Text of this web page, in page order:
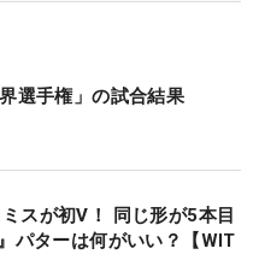
選手権」の試合結果
スが初V！ 同じ形が5本目
パターは何がいい？【WIT